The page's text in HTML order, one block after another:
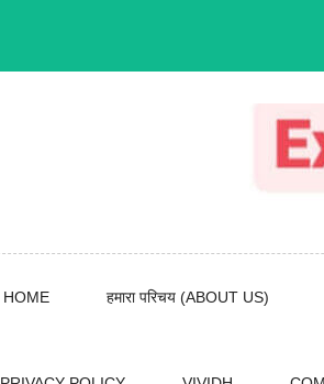
HOME हमारा परिचय (ABOUT US)